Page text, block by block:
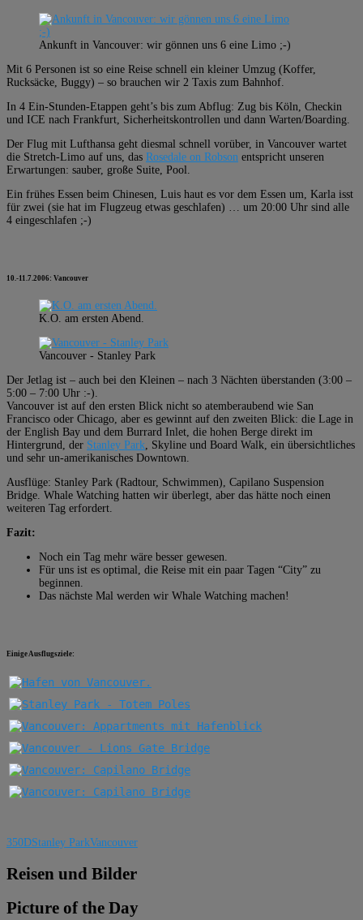
Ankunft in Vancouver: wir gönnen uns 6 eine Limo ;-)
Mit 6 Personen ist so eine Reise schnell ein kleiner Umzug (Koffer,
Rucksäcke, Buggy) – so brauchen wir 2 Taxis zum Bahnhof.
In 4 Ein-Stunden-Etappen geht’s bis zum Abflug: Zug bis Köln, Checkin
und ICE nach Frankfurt, Sicherheitskontrollen und dann Warten/Boarding.
Der Flug mit Lufthansa geht diesmal schnell vorüber, in Vancouver wartet
die Stretch-Limo auf uns, das Rosedale on Robson entspricht unseren
Erwartungen: sauber, große Suite, Pool.
Ein frühes Essen beim Chinesen, Luis haut es vor dem Essen um, Karla isst
für zwei (sie hat im Flugzeug etwas geschlafen) … um 20:00 Uhr sind alle
4 eingeschlafen ;-)
10.-11.7.2006: Vancouver
K.O. am ersten Abend.
Vancouver - Stanley Park
Der Jetlag ist – auch bei den Kleinen – nach 3 Nächten überstanden (3:00 –
5:00 – 7:00 Uhr :-).
Vancouver ist auf den ersten Blick nicht so atemberaubend wie San
Francisco oder Chicago, aber es gewinnt auf den zweiten Blick: die Lage in
der English Bay und dem Burrard Inlet, die hohen Berge direkt im
Hintergrund, der Stanley Park, Skyline und Board Walk, ein übersichtliches
und sehr un-amerikanisches Downtown.
Ausflüge: Stanley Park (Radtour, Schwimmen), Capilano Suspension
Bridge. Whale Watching hatten wir überlegt, aber das hätte noch einen
weiteren Tag erfordert.
Fazit:
Noch ein Tag mehr wäre besser gewesen.
Für uns ist es optimal, die Reise mit ein paar Tagen “City” zu
beginnen.
Das nächste Mal werden wir Whale Watching machen!
Einige Ausflugsziele:
350DStanley ParkVancouver
Reisen und Bilder
Picture of the Day